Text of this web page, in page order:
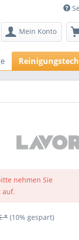
Mein Konto
nehmen Sie
auf.
* (10% gespart)